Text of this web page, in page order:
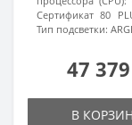
Сертификат 80
Тип подсветки:
47
В